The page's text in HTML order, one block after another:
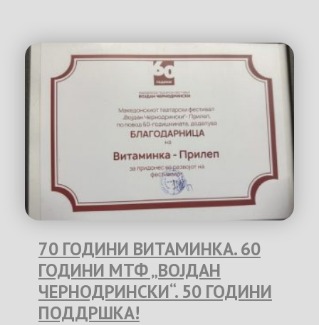
70 ГОДИНИ ВИТАМИНКА. 60
ГОДИНИ МТФ „ВОЈДАН
ЧЕРНОДРИНСКИ“. 50 ГОДИНИ
ПОДДРШКА!